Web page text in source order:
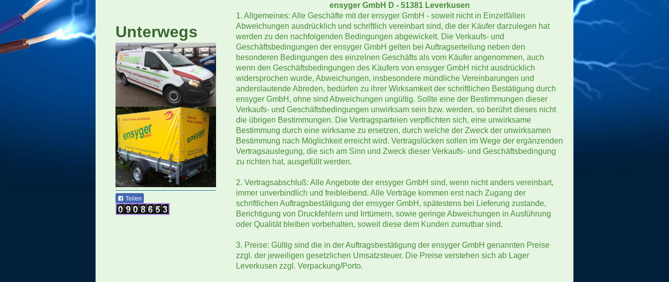
ensyger GmbH D - 51381 Leverkusen
1. Allgemeines: Alle Geschäfte mit der ensyger GmbH - soweit nicht in Einzelfällen
Abweichungen ausdrücklich und schriftlich vereinbart sind, die der Käufer darzulegen hat
werden zu den nachfolgenden Bedingungen abgewickelt. Die Verkaufs- und
Geschäftsbedingungen der ensyger GmbH gelten bei Auftragserteilung neben den
besonderen Bedingungen des einzelnen Geschäfts als vom Käufer angenommen, auch
wenn den Geschäftsbedingungen des Käufers von ensyger GmbH nicht ausdrücklich
widersprochen wurde, Abweichungen, insbesondere mündliche Vereinbarungen und
anderslautende Abreden, bedürfen zu ihrer Wirksamkeit der schriftlichen Bestätigung durch
ensyger GmbH, ohne sind Abweichungen ungültig. Sollte eine der Bestimmungen dieser
Verkaufs- und Geschäftsbedingungen unwirksam sein bzw. werden, so berührt dieses nicht
die übrigen Bestimmungen. Die Vertragsparteien verpflichten sich, eine unwirksame
Bestimmung durch eine wirksame zu ersetzen, durch welche der Zweck der unwirksamen
Bestimmung nach Möglichkeit erreicht wird. Vertragslücken sollen im Wege der ergänzenden
Vertragsauslegung, die sich am Sinn und Zweck dieser Verkaufs- und Geschäftsbedingung
zu richten hat, ausgefüllt werden.
2. Vertragsabschluß: Alle Angebote der ensyger GmbH sind, wenn nicht anders vereinbart,
immer unverbindlich und freibleibend. Alle Verträge kommen erst nach Zugang der
schriftlichen Auftragsbestätigung der ensyger GmbH, spätestens bei Lieferung zustande,
Berichtigung von Druckfehlern und Irrtümern, sowie geringe Abweichungen in Ausführung
oder Qualität bleiben vorbehalten, soweit diese dem Kunden zumutbar sind.
3. Preise: Gültig sind die in der Auftragsbestätigung der ensyger GmbH genannten Preise
zzgl. der jeweiligen gesetzlichen Umsatzsteuer. Die Preise verstehen sich ab Lager
Leverkusen zzgl. Verpackung/Porto.
Unterwegs
Teilen